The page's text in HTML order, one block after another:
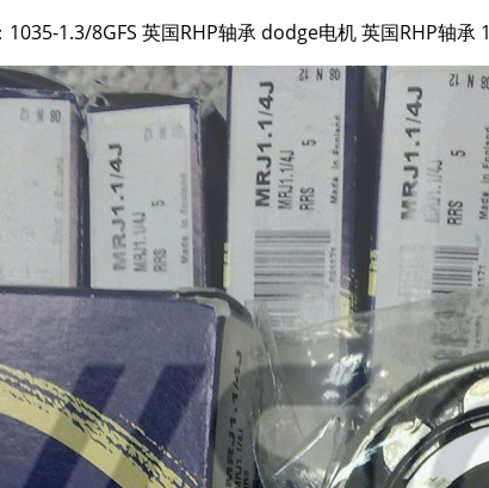
1.3/8GFS 英国RHP轴承 dodge电机 英国RHP轴